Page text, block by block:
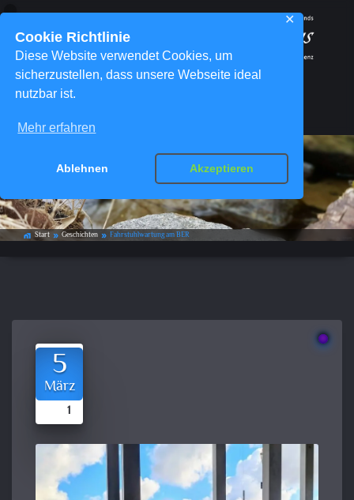
Cookie Richtlinie
Diese Website verwendet Cookies, um
sicherzustellen, dass unsere Webseite ideal
nutzbar ist.
Mehr erfahren
Ablehnen Akzeptieren
✕
Fahrstuhlwartung am BER
home_work Start double_arrow Geschichten double_arrow Fahrstuhlwartung am BER
5
März
1